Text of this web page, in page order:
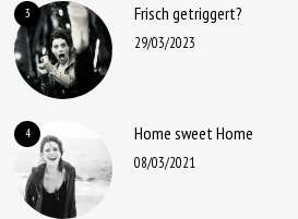
3 Frisch getriggert?
29/03/2023
4 Home sweet Home
08/03/2021